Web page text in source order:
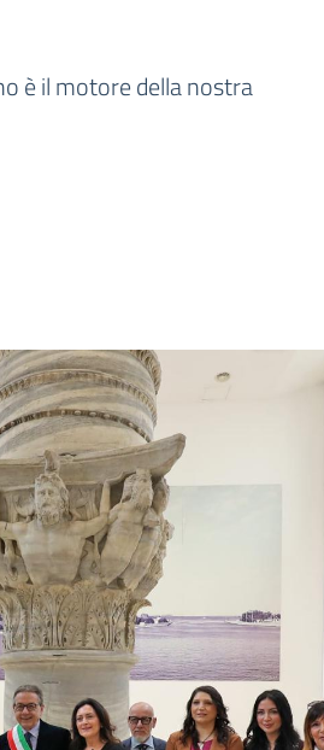
è il motore della nostra